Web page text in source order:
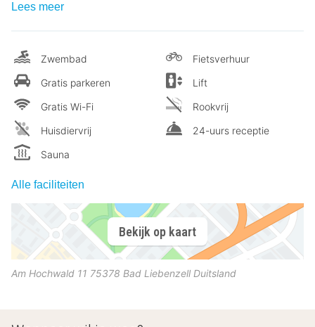
Lees meer
Zwembad
Gratis parkeren
Gratis Wi-Fi
Huisdiervrij
Sauna
Fietsverhuur
Lift
Rookvrij
24-uurs receptie
Alle faciliteiten
Bekijk op kaart
Am Hochwald 11 75378 Bad Liebenzell Duitsland